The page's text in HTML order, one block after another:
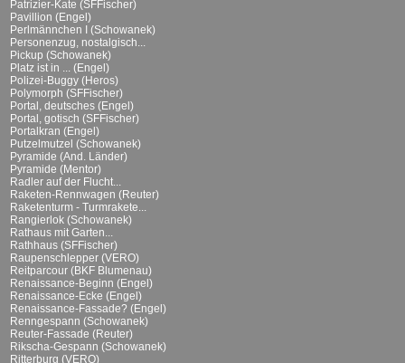
Patrizier-Kate (SFFischer)
Pavillion (Engel)
Perlmännchen I (Schowanek)
Personenzug, nostalgisch...
Pickup (Schowanek)
Platz ist in ... (Engel)
Polizei-Buggy (Heros)
Polymorph (SFFischer)
Portal, deutsches (Engel)
Portal, gotisch (SFFischer)
Portalkran (Engel)
Putzelmutzel (Schowanek)
Pyramide (And. Länder)
Pyramide (Mentor)
Radler auf der Flucht...
Raketen-Rennwagen (Reuter)
Raketenturm - Turmrakete...
Rangierlok (Schowanek)
Rathaus mit Garten...
Rathhaus (SFFischer)
Raupenschlepper (VERO)
Reitparcour (BKF Blumenau)
Renaissance-Beginn (Engel)
Renaissance-Ecke (Engel)
Renaissance-Fassade? (Engel)
Renngespann (Schowanek)
Reuter-Fassade (Reuter)
Rikscha-Gespann (Schowanek)
Ritterburg (VERO)